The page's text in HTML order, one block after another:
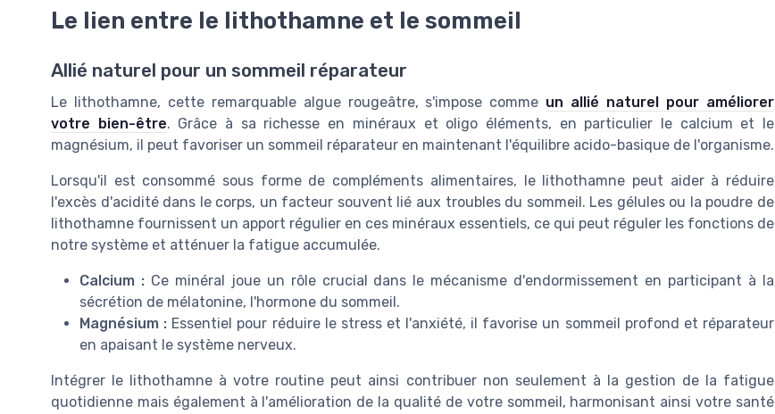
Le lien entre le lithothamne et le sommeil
Allié naturel pour un sommeil réparateur
Le lithothamne, cette remarquable algue rougeâtre, s'impose comme un allié naturel pour améliorer
votre bien-être. Grâce à sa richesse en minéraux et oligo éléments, en particulier le calcium et le
magnésium, il peut favoriser un sommeil réparateur en maintenant l'équilibre acido-basique de l'organisme.
Lorsqu'il est consommé sous forme de compléments alimentaires, le lithothamne peut aider à réduire
l'excès d'acidité dans le corps, un facteur souvent lié aux troubles du sommeil. Les gélules ou la poudre de
lithothamne fournissent un apport régulier en ces minéraux essentiels, ce qui peut réguler les fonctions de
notre système et atténuer la fatigue accumulée.
Calcium :Ce minéral joue un rôle crucial dans le mécanisme d'endormissement en participant à la
sécrétion de mélatonine, l'hormone du sommeil.
Magnésium : Essentiel pour réduire le stress et l'anxiété, il favorise un sommeil profond et réparateur
en apaisant le système nerveux.
Intégrer le lithothamne à votre routine peut ainsi contribuer non seulement à la gestion de la fatigue
quotidienne mais également à l'amélioration de la qualité de votre sommeil, harmonisant ainsi votre santé